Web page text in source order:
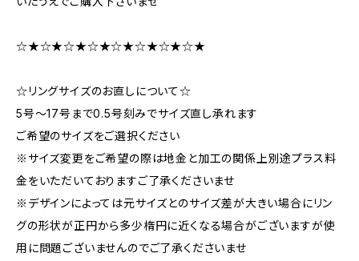
☆★☆★☆★☆★☆★☆★☆★☆★
☆リングサイズのお直しについて☆
5号～17号まで0.5号刻みでサイズ直し承れます
ご希望のサイズをご選択ください
※サイズ変更をご希望の際は地金と加工の関係上別途プラス料
金をいただいておりますご了承くださいませ
※デザインによっては元サイズとのサイズ差が大きい場合にリン
グの形状が正円から多少楕円に近くなる場合がございますが使
用に問題ございませんのでご了承くださいませ